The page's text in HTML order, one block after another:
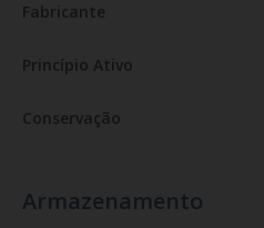
Fabricante
Princípio Ativo
Conservação
Armazenamento